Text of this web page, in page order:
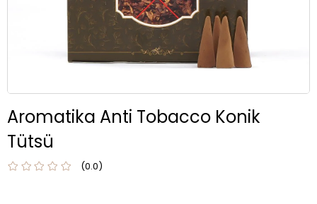
Aromatika Anti Tobacco Konik
Tütsü
0.0